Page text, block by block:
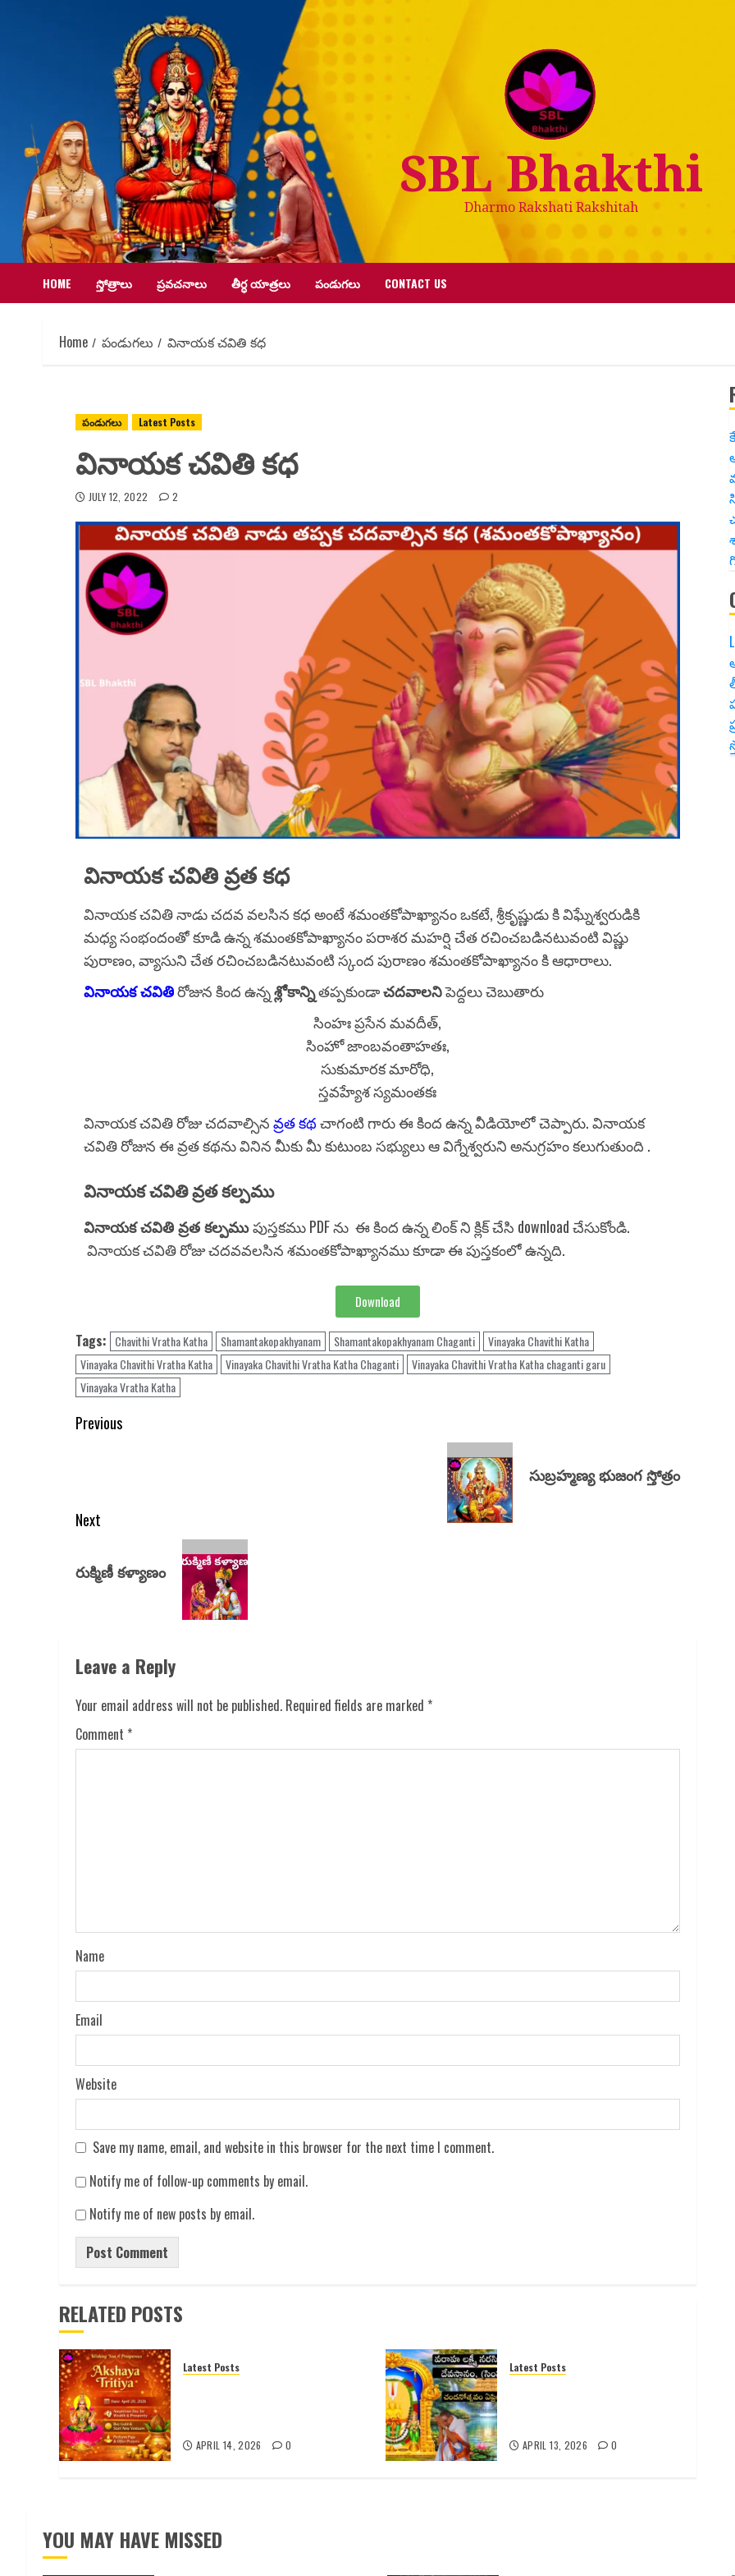
SBL Bhakthi
Dharmo Rakshati Rakshitah
HOME స్తోత్రాలు ప్రవచనాలు తీర్ధ యాత్రలు పండుగలు CONTACT US
Home పండుగలు వినాయక చవితి కధ
పండుగలు Latest Posts
వినాయక చవితి కధ
JULY 12, 2022 2
వినాయక చవితి వ్రత కధ
వినాయక చవితి నాడు చదవ వలసిన కధ అంటే శమంతకోపాఖ్యానం ఒకటే, శ్రీకృష్ణుడు కి విఘ్నేశ్వరుడికి
మధ్య సంభందంతో కూడి ఉన్న శమంతకోపాఖ్యానం పరాశర మహర్షి చేత రచించబడినటువంటి విష్ణు
పురాణం, వ్యాసుని చేత రచించబడినటువంటి స్కంద పురాణం శమంతకోపాఖ్యానం కి ఆధారాలు.
వినాయక చవితిరోజున కింద ఉన్నశ్లోకాన్నితప్పకుండాచదవాలనిపెద్దలు చెబుతారు
సింహః ప్రసేన మవదీత్,
సింహో జాంబవంతాహతః,
సుకుమారక మారోధి,
స్తవహ్యేశ స్యమంతకః
వినాయక చవితి రోజు చదవాల్సినవ్రత కథచాగంటి గారు ఈ కింద ఉన్న వీడియోలో చెప్పారు. వినాయక
చవితి రోజున ఈ వ్రత కథను వినిన మీకు మీ కుటుంబ సభ్యులు ఆ విగ్నేశ్వరుని అనుగ్రహం కలుగుతుంది .
వినాయక చవితి వ్రత కల్పము
వినాయక చవితి వ్రత కల్పముపుస్తకము PDF ను ఈ కింద ఉన్న లింక్ ని క్లిక్ చేసి download చేసుకోండి.
వినాయక చవితి రోజు చదవవలసిన శమంతకోపాఖ్యానము కూడా ఈ పుస్తకంలో ఉన్నది.
Download
Tags: Chavithi Vratha Katha Shamantakopakhyanam Shamantakopakhyanam Chaganti
Vinayaka Chavithi Katha
Vinayaka Chavithi Vratha Katha
Vinayaka Chavithi Vratha Katha Chaganti
Vinayaka Chavithi Vratha Katha chaganti garu
Vinayaka Vratha Katha
Previous
సుబ్రహ్మణ్య భుజంగ స్తోత్రం
Next
రుక్మిణీ కళ్యాణం
Leave a Reply
Your email address will not be published. Required fields are marked *
Comment *
Name
Email
Website
Save my name, email, and website in this browser for the next time I comment.
Notify me of follow-up comments by email.
Notify me of new posts by email.
RELATED POSTS
Latest Posts
APRIL 14, 2026 0
Latest Posts
APRIL 13, 2026 0
YOU MAY HAVE MISSED